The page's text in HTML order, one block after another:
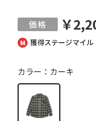
獲得ステージマイル
￥
カラー：カーキ